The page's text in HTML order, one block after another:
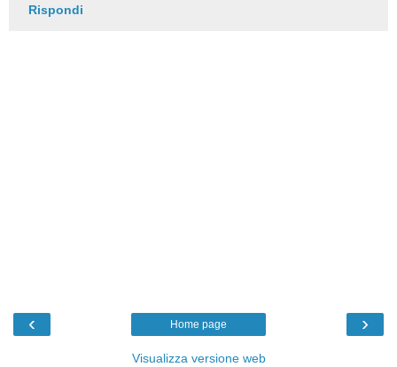
Rispondi
‹ ›
Home page
Visualizza versione web